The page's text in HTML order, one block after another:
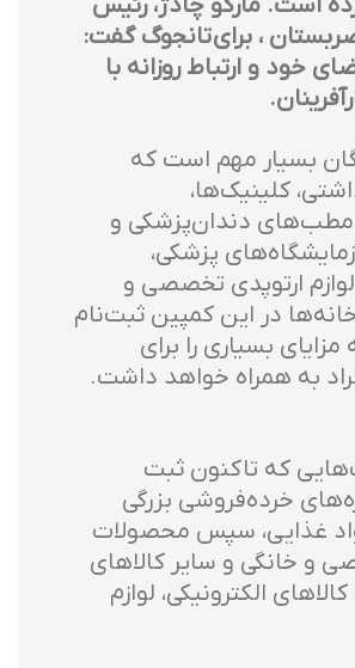
صربستان ، برای تانجوگ گفت:
خود و ارتباط روزانه با
بسیار مهم است که
کلینیک‌ها،
مطب‌های دندان‌پزشکی و
پزشکی،
ارتوپدی تخصصی و
در این کمپین ثبت‌نام
بسیاری را برای
به همراه خواهد داشت.
که تاکنون ثبت
خرده‌فروشی بزرگی
غذایی، سپس محصولات
و خانگی و سایر کالاهای
الکترونیکی، لوازم